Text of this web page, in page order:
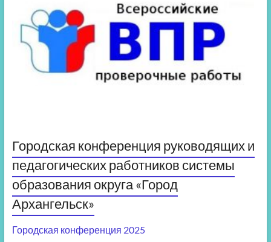
Городская конференция руководящих и
педагогических работников системы
образования округа «Город
Архангельск»
Городская конференция 2025